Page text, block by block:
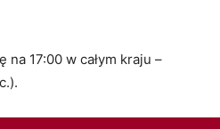
17:00 w całym kraju –